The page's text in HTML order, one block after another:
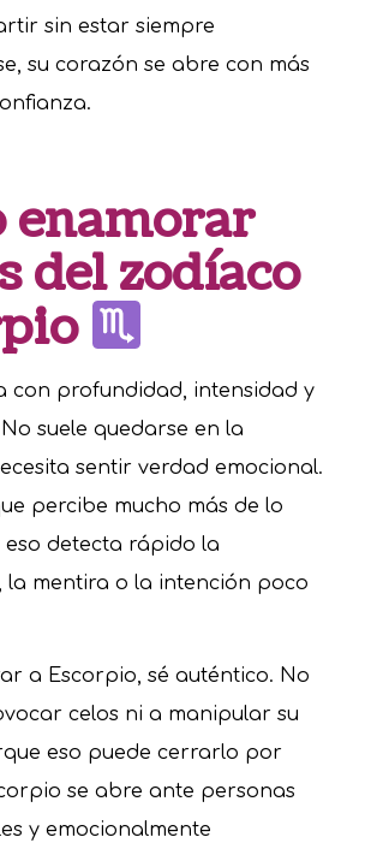
sin estar siempre
su corazón se abre con más
enamorar
del zodíaco
con profundidad, intensidad y
suele quedarse en la
sentir verdad emocional.
percibe mucho más de lo
detecta rápido la
la mentira o la intención poco
a Escorpio, sé auténtico. No
celos ni a manipular su
eso puede cerrarlo por
se abre ante personas
y emocionalmente